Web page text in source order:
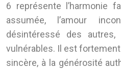
6 représente l’harmonie
assumée, l’amour
désintéressé des
vulnérables. Il est
sincère, à la générosité